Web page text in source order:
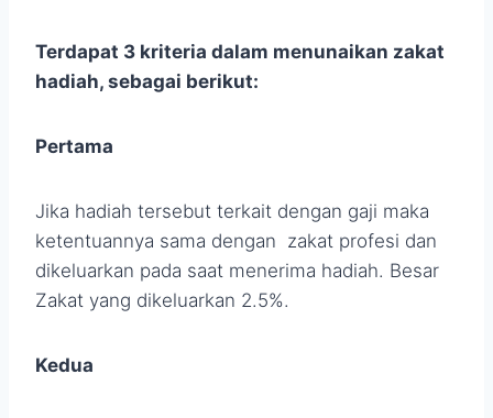
Terdapat 3 kriteria dalam menunaikan zakat
hadiah, sebagai berikut:
Pertama
Jika hadiah tersebut terkait dengan gaji maka
ketentuannya sama dengan zakat profesi dan
dikeluarkan pada saat menerima hadiah. Besar
Zakat yang dikeluarkan 2.5%.
Kedua